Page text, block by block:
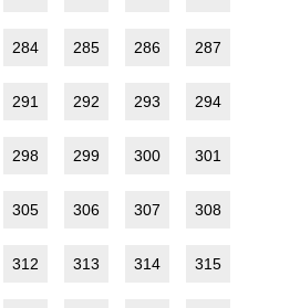
284 285 286 287
291 292 293 294
298 299 300 301
305 306 307 308
312 313 314 315